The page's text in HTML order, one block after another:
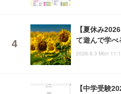
【夏休み
て遊んで学べ
2026.8.3 Mon
【中学受験